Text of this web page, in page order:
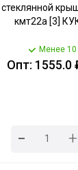
стеклянной
кмт22а [3]
Менее 10
Опт: 1555.0
- +